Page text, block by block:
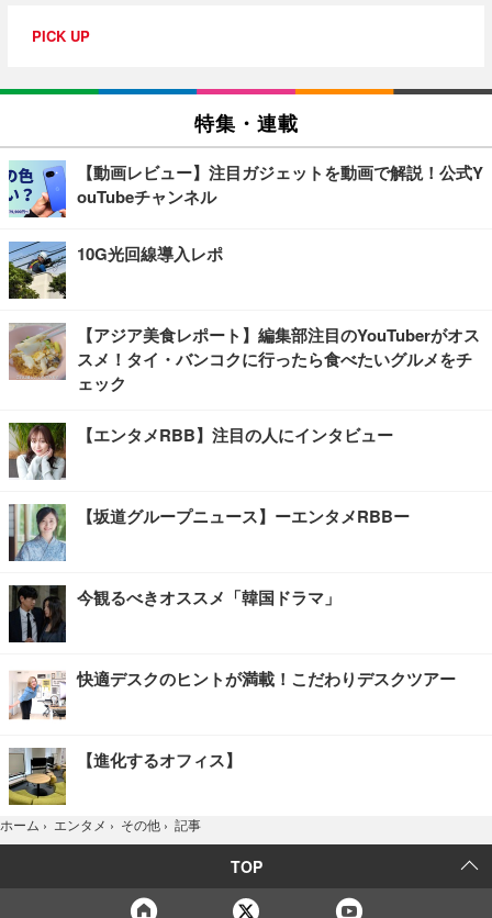
PICK UP
特集・連載
【動画レビュー】注目ガジェットを動画で解説！公式Y
ouTubeチャンネル
10G光回線導入レポ
【アジア美食レポート】編集部注目のYouTuberがオス
スメ！タイ・バンコクに行ったら食べたいグルメをチ
ェック
【エンタメRBB】注目の人にインタビュー
【坂道グループニュース】ーエンタメRBBー
今観るべきオススメ「韓国ドラマ」
快適デスクのヒントが満載！こだわりデスクツアー
【進化するオフィス】
ホーム › エンタメ › その他 › 記事
TOP